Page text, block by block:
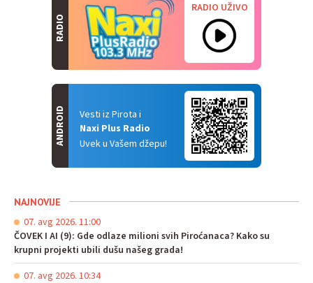
RADIO
RADIO UŽIVO
Vesti iz Pirota i
Naxi Plus Radio
Uvek u Vašem džepu!
ANDROID
NAJNOVIJE
07. avg 2026. 11:00
ČOVEK I AI (9): Gde odlaze milioni svih Piroćanaca? Kako su
krupni projekti ubili dušu našeg grada!
07. avg 2026. 10:34